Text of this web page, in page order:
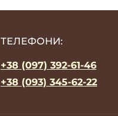
ТЕЛЕФОНИ:
+38 (097) 392-61-46
+38 (093) 345-62-22